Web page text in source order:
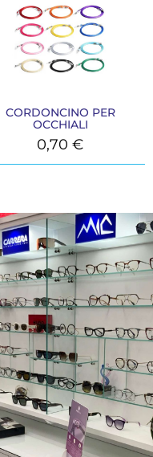
CORDONCINO PER
OCCHIALI
0,70€